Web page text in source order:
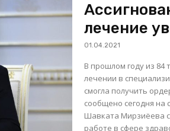
лечение
01.04.2021
В прошлом году из 84
лечении в
смогла получить ордеры
сообщено сегодня на
Шавката Мирзиёева
работе в сфере